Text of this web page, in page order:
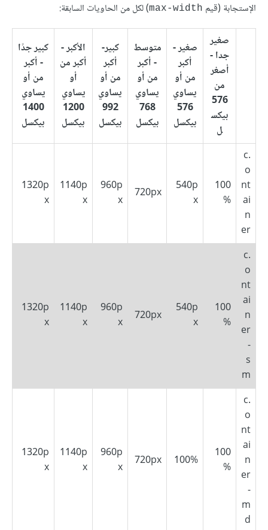
الإستجابة (قيم max-width) لكل من الحاويات السابقة:
صغير
جدا -
أصغر
من
576
بيكس
ل
صغير -
أكبر
من أو
يساوي
576
بيكسل
متوسط
- أكبر
من أو
يساوي
768
بيكسل
كبير-
أكبر
من أو
يساوي
992
بيكسل
الأكبر -
أكبر من
أو
يساوي
1200
بيكسل
كبير جدًا
- أكبر
من أو
يساوي
1400
بيكسل
.c
o
nt
ai
n
er
100
%
540p
x
720px
960p
x
1140p
x
1320p
x
.c
o
nt
ai
n
er
-
s
m
100
%
540p
x
720px
960p
x
1140p
x
1320p
x
.c
o
nt
ai
n
er
-
m
d
100
%
100%
720px
960p
x
1140p
x
1320p
x